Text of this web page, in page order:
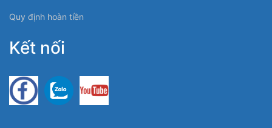
Quy định hoàn tiền
Kết nối